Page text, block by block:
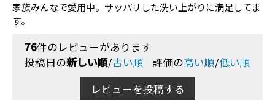
家族みんなで愛用中。サッパリした洗い上がりに満足してま
す。
76件のレビューがあります
投稿日の新しい順/古い順 評価の高い順/低い順
レビューを投稿する